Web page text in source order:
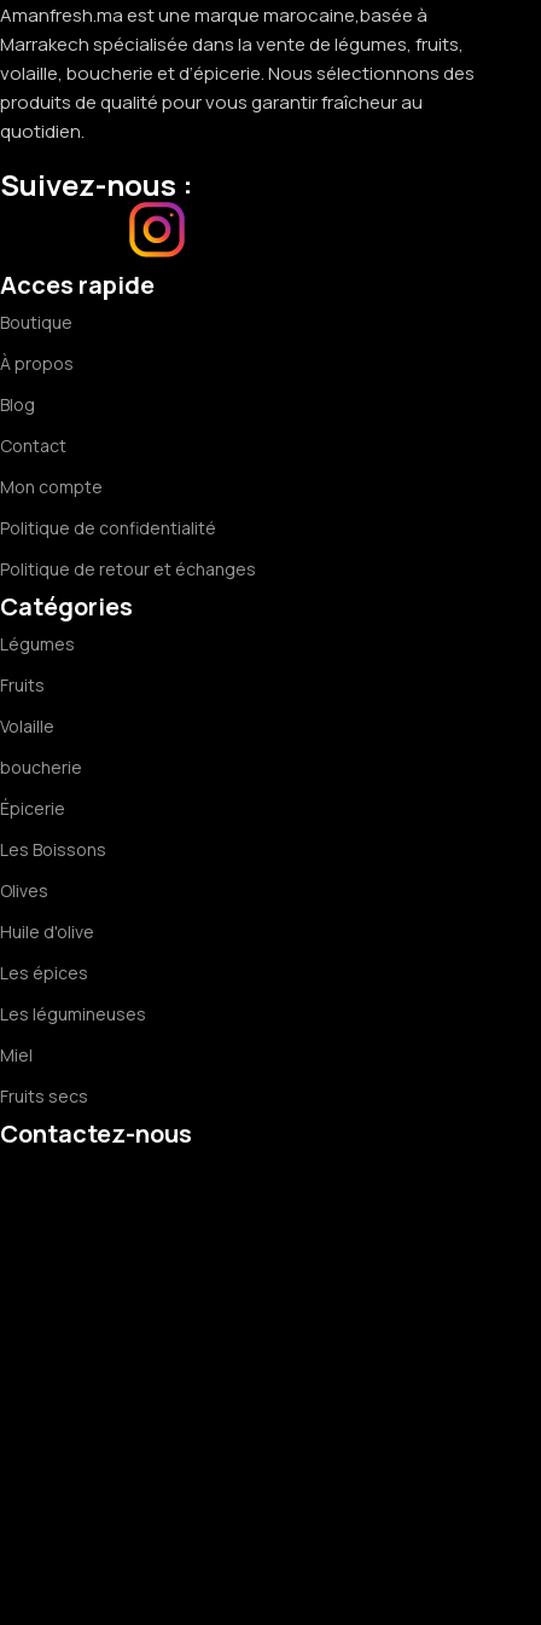
Amanfresh.ma est une marque marocaine,basée à
Marrakech spécialisée dans la vente de légumes, fruits,
volaille, boucherie et d’épicerie. Nous sélectionnons des
produits de qualité pour vous garantir fraîcheur au
quotidien.
Suivez-nous :
Acces rapide
Boutique
À propos
Blog
Contact
Mon compte
Politique de confidentialité
Politique de retour et échanges
Catégories
Légumes
Fruits
Volaille
boucherie
Épicerie
Les Boissons
Olives
Huile d'olive
Les épices
Les légumineuses
Miel
Fruits secs
Contactez-nous